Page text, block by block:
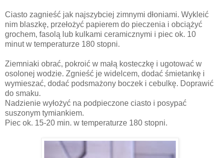
Ciasto zagnieść jak najszybciej zimnymi dłoniami. Wykleić
nim blaszkę, przełożyć papierem do pieczenia i obciążyć
grochem, fasolą lub kulkami ceramicznymi i piec ok. 10
minut w temperaturze 180 stopni.
Ziemniaki obrać, pokroić w małą kosteczkę i ugotować w
osolonej wodzie. Zgnieść je widelcem, dodać śmietankę i
wymieszać, dodać podsmażony boczek i cebulkę. Doprawić
do smaku.
Nadzienie wyłożyć na podpieczone ciasto i posypać
suszonym tymiankiem.
Piec ok. 15-20 min. w temperaturze 180 stopni.